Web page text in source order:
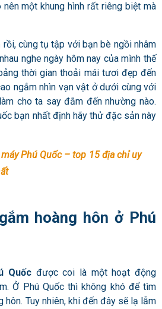
một khung hình rất riêng biệt mà
rồi, cùng tụ tập với bạn bè ngồi nhâm
nghe ngày hôm nay của mình thế
thời gian thoải mái tươi đẹp đến
ngắm nhìn vạn vật ở dưới cùng với
cho ta say đắm đến nhường nào.
bạn nhất định hãy thử đặc sản này
Phú Quốc – top 15 địa chỉ uy
hoàng hôn ở Phú
Quốc được coi là một hoạt động
Ở Phú Quốc thì không khó để tìm
hôn. Tuy nhiên, khi đến đây sẽ lạ lẫm